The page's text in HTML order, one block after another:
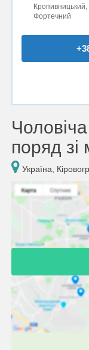
Фортечний
поряд
Україна,